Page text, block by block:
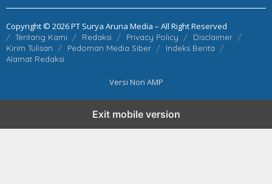
Copyright © 2026 PT Surya Aruna Media – All Right Reserved
Tentang Kami Redaksi Privacy Policy
Disclaimer
Kirim Tulisan
Pedoman Media Siber
Indeks Berita
Alamat Redaksi
Versi Non AMP
Exit mobile version